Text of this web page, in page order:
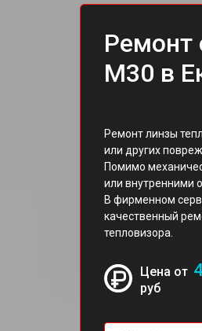
Ремонт
M30 в
Ремонт линзы
или других
Помимо
или внутренними
В фирменном
качественный
тепловизора.
Цена от
руб